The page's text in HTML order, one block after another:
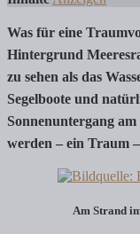
Was für eine
Hintergrund
zu sehen als das
Segelboote und
Sonnenuntergang
werden – ein Traum
Am Strand